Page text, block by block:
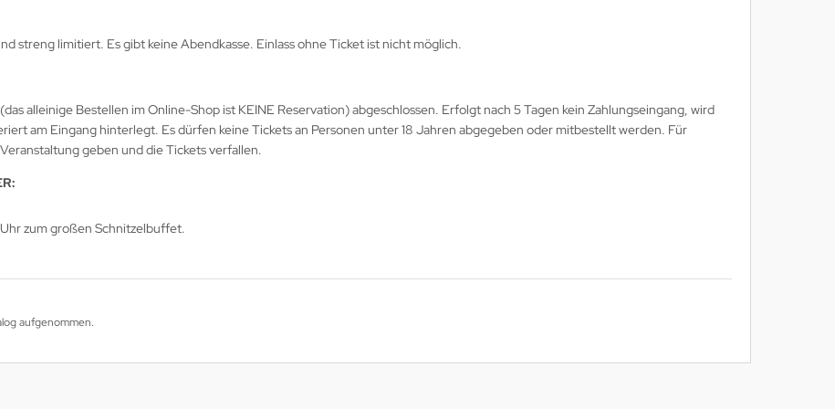
streng limitiert. Es gibt keine Abendkasse. Einlass ohne Ticket ist nicht möglich.
alleinige Bestellen im Online-Shop ist KEINE Reservation) abgeschlossen. Erfolgt nach 5 Tagen kein Zahlungseingang, wird
am Eingang hinterlegt. Es dürfen keine Tickets an Personen unter 18 Jahren abgegeben oder mitbestellt werden. Für
geben und die Tickets verfallen.
zum großen Schnitzelbuffet.
aufgenommen.